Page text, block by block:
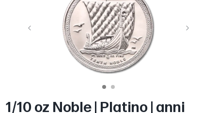
Precedente Avanti
1/10 oz Noble | Platino | anni